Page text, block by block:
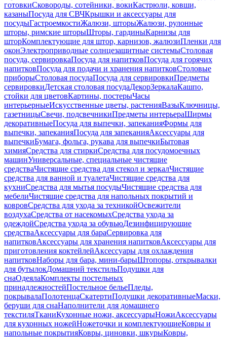
готовкиСковороды, сотейники, вокиКастрюли, ковши,
казаныПосуда для СВЧКрышки и аксессуары для
посудыГастроемкостиЖалюзи, шторыЖалюзи, рулонные
шторы, римские шторыШторы, гардиныКарнизы для
шторКомплектующие для штор, карнизов, жалюзиПленки для
оконЭлектроприводные солнцезащитные системыСтоловая
посуда, сервировкаПосуда для напитковПосуда для горячих
напитковПосуда для подачи и хранения напитковСтоловые
приборыСтоловая посудаПосуда для сервировкиПредметы
сервировкиДетская столовая посудаДекорЗеркалаКашпо,
стойки для цветовКартины, постерыЧасы
интерьерныеИскусственные цветы, растенияВазыКлючницы,
газетницыСвечи, подсвечникиПредметы интерьераШирмы
декоративныеПосуда для выпечки, запеканияФормы для
выпечки, запеканияПосуда для запеканияАксессуары для
выпечкиБумага, фольга, рукава для выпечкиБытовая
химияСредства для стиркиСредства для посудомоечных
машинУниверсальные, специальные чистящие
средстваЧистящие средства для стекол и зеркалЧистящие
средства для ванной и туалетаЧистящие средства для
кухниСредства для мытья посудыЧистящие средства для
мебелиЧистящие средства для напольных покрытий и
ковровСредства для ухода за техникойОсвежители
воздухаСредства от насекомыхСредства ухода за
одеждойСредства ухода за обувьюДезинфицирующие
средстваАксессуары для бараСервировка для
напитковАксессуары для хранения напитковАксессуары для
приготовления коктейлейАксессуары для охлаждения
напитковНаборы для бара, мини-барыШтопоры, открывалки
для бутылокДомашний текстильПодушки для
снаОдеялаКомплекты постельных
принадлежностейПостельное бельеПледы,
покрывалаПолотенцаСкатертиПодушки декоративныеМаски,
беруши для снаНаполнители для домашнего
текстиляТканиКухонные ножи, аксессуарыНожиАксессуары
для кухонных ножейНожеточки и комплектующиеКовры и
напольные покрытияКовры, циновки, шкурыКовры,